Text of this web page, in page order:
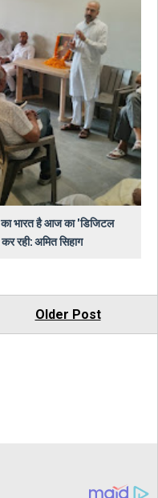
भारत है आज का 'डिजिटल
रही: अमित सिहाग
Older Post